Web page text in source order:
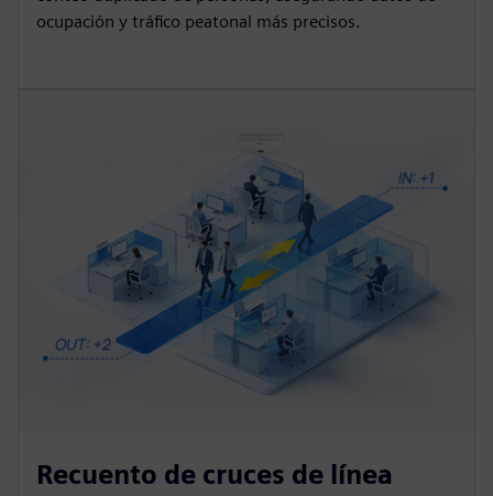
ocupación y tráfico peatonal más precisos.
Recuento de cruces de línea